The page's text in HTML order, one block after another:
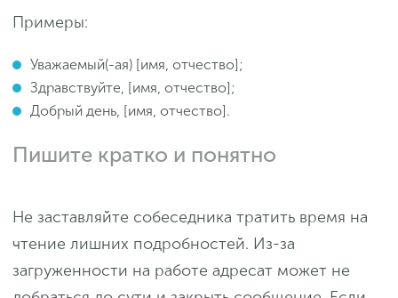
Примеры:
Уважаемый(-ая) [имя, отчество];
Здравствуйте, [имя, отчество];
Добрый день, [имя, отчество].
Пишите кратко и понятно
Не заставляйте собеседника тратить время на
чтение лишних подробностей. Из-за
загруженности на работе адресат может не